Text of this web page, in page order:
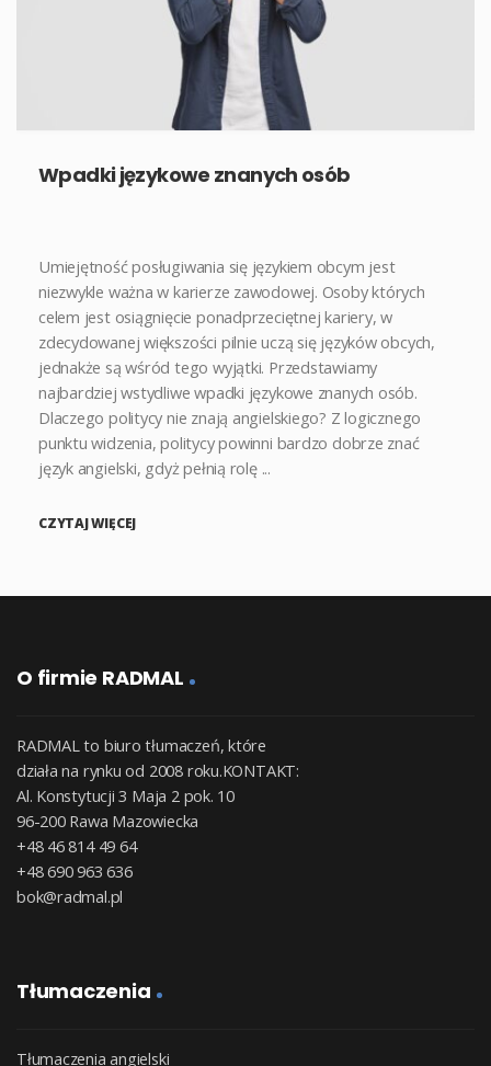
Wpadki językowe znanych osób
Umiejętność posługiwania się językiem obcym jest
niezwykle ważna w karierze zawodowej. Osoby których
celem jest osiągnięcie ponadprzeciętnej kariery, w
zdecydowanej większości pilnie uczą się języków obcych,
jednakże są wśród tego wyjątki. Przedstawiamy
najbardziej wstydliwe wpadki językowe znanych osób.
Dlaczego politycy nie znają angielskiego? Z logicznego
punktu widzenia, politycy powinni bardzo dobrze znać
język angielski, gdyż pełnią rolę ...
CZYTAJ WIĘCEJ
O firmie RADMAL
RADMAL to biuro tłumaczeń, które
działa na rynku od 2008 roku.KONTAKT:
Al. Konstytucji 3 Maja 2 pok. 10
96-200 Rawa Mazowiecka
+48 46 814 49 64
+48 690 963 636
bok@radmal.pl
Tłumaczenia
Tłumaczenia angielski